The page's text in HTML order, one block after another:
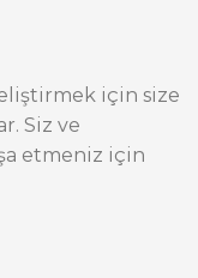
için size
Siz ve
etmeniz için